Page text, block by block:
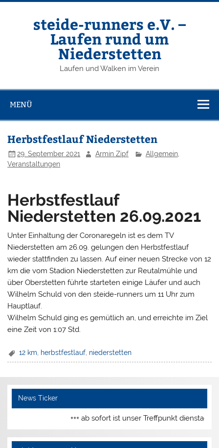
Zum
steide-runners e.V. –
Laufen rund um
Niederstetten
Laufen und Walken im Verein
MENÜ
Herbstfestlauf Niederstetten
29. September 2021 Armin Zipf Allgemein,
Veranstaltungen
Herbstfestlauf
Niederstetten 26.09.2021
Unter Einhaltung der Coronaregeln ist es dem TV
Niederstetten am 26.09. gelungen den Herbstfestlauf
wieder stattfinden zu lassen. Auf einer neuen Strecke von 12
km die vom Stadion Niederstetten zur Reutalmühle und
über Oberstetten führte starteten einige Läufer und auch
Wilhelm Schuld von den steide-runners um 11 Uhr zum
Hauptlauf.
Wilhelm Schuld ging es gemütlich an, und erreichte im Ziel
eine Zeit von 1:07 Std.
12 km herbstfestlauf niederstetten
News Ticker
+++ ab sofort ist unser Treffpunkt dienstags